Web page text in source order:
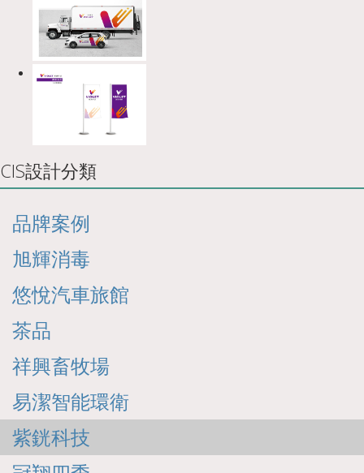
CIS設計分類
品牌案例
旭輝消毒
悠悅汽車旅館
茶品
祥興畜牧場
易潔智能環衛
紫銧科技